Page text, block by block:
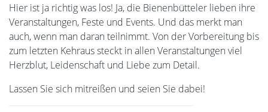
Hier ist ja richtig was los! Ja, die Bienenbütteler lieben ihre
Veranstaltungen, Feste und Events. Und das merkt man
auch, wenn man daran teilnimmt. Von der Vorbereitung bis
zum letzten Kehraus steckt in allen Veranstaltungen viel
Herzblut, Leidenschaft und Liebe zum Detail.
Lassen Sie sich mitreißen und seien Sie dabei!